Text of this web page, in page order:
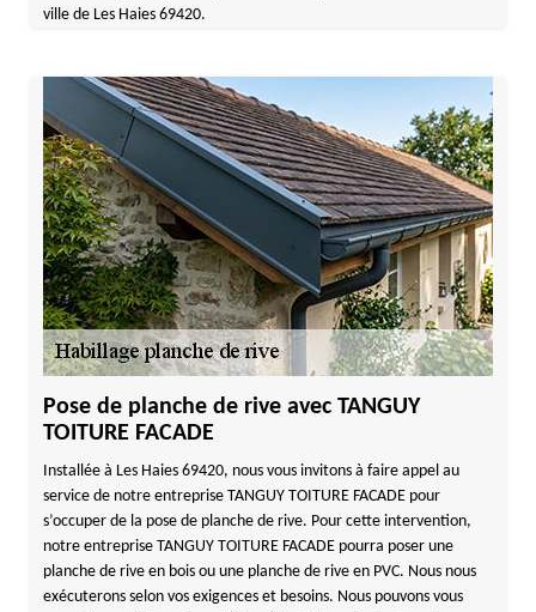
ville de Les Haies 69420.
Pose de planche de rive avec TANGUY
TOITURE FACADE
Installée à Les Haies 69420, nous vous invitons à faire appel au
service de notre entreprise TANGUY TOITURE FACADE pour
s’occuper de la pose de planche de rive. Pour cette intervention,
notre entreprise TANGUY TOITURE FACADE pourra poser une
planche de rive en bois ou une planche de rive en PVC. Nous nous
exécuterons selon vos exigences et besoins. Nous pouvons vous